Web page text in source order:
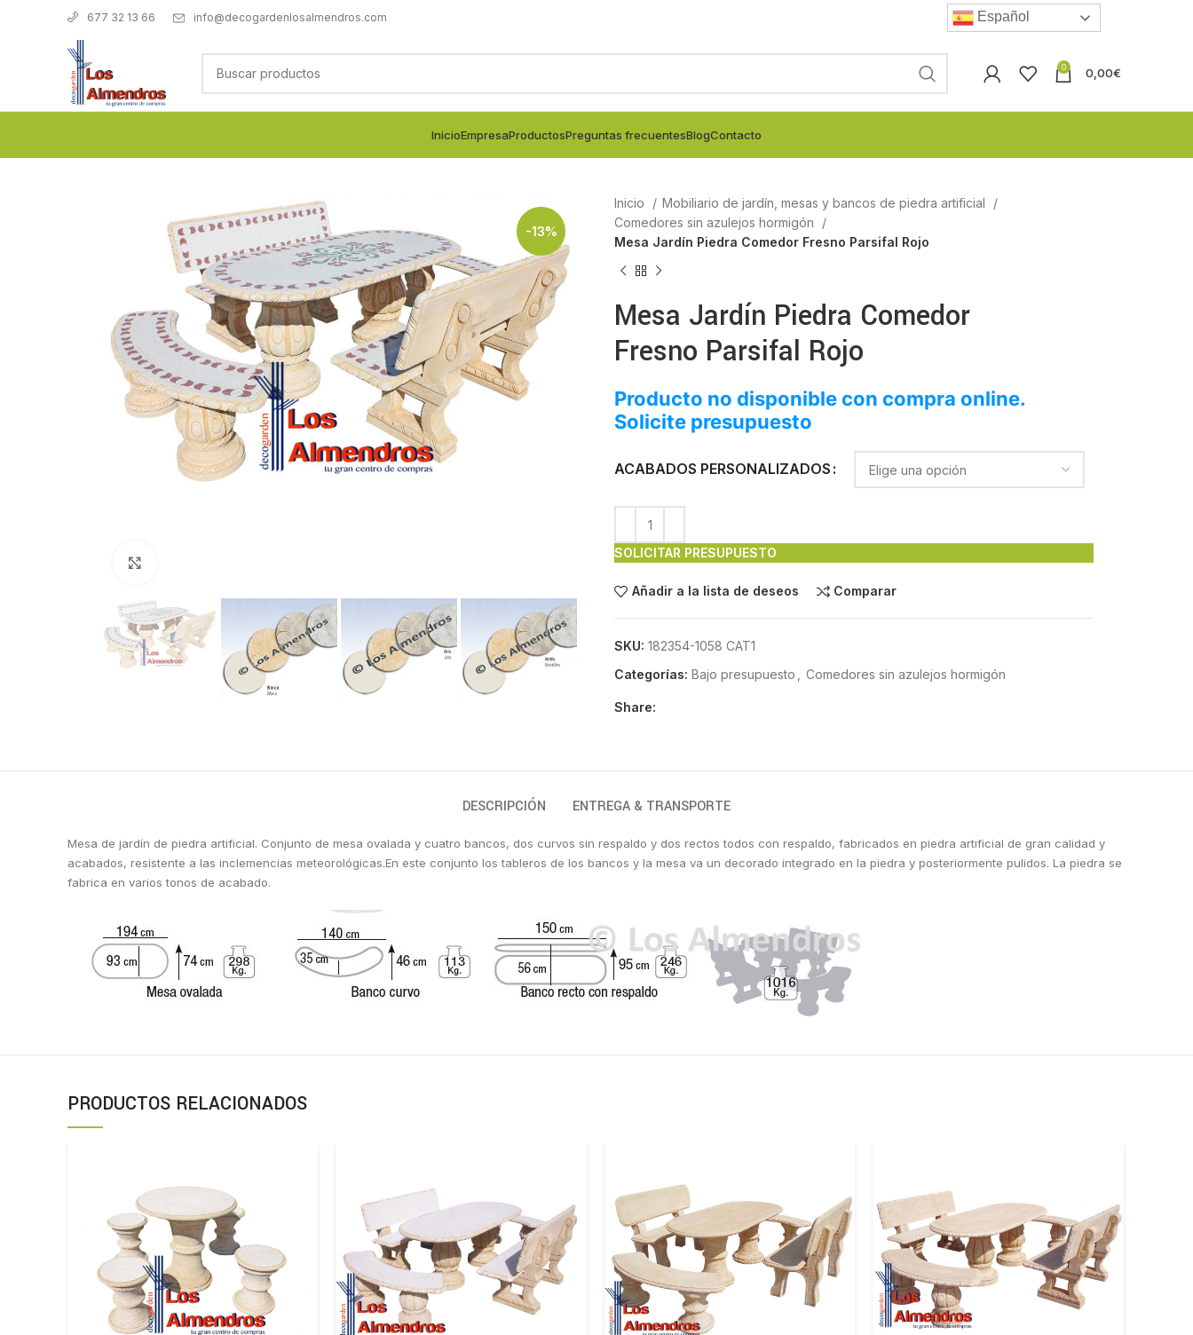
677 32 13 66 info@decogardenlosalmendros.com Español
0 0,00€
InicioEmpresaProductosPreguntas frecuentesBlogContacto
-13%
Inicio
Mobiliario de jardín, mesas y bancos de piedra artificial
Comedores sin azulejos hormigón
Mesa Jardín Piedra Comedor Fresno Parsifal Rojo
Mesa Jardín Piedra Comedor
Fresno Parsifal Rojo
Producto no disponible con compra online.
Solicite presupuesto
ACABADOS PERSONALIZADOS
SOLICITAR PRESUPUESTO
Añadir a la lista de deseos Comparar
SKU: 182354-1058 CAT1
Categorías: Bajo presupuesto Comedores sin azulejos hormigón
Share:
DESCRIPCIÓN ENTREGA & TRANSPORTE
Mesa de jardín de piedra artificial. Conjunto de mesa ovalada y cuatro bancos, dos curvos sin respaldo y dos rectos todos con respaldo, fabricados en piedra artificial de gran calidad y
acabados, resistente a las inclemencias meteorológicas.En este conjunto los tableros de los bancos y la mesa va un decorado integrado en la piedra y posteriormente pulidos. La piedra se
fabrica en varios tonos de acabado.
PRODUCTOS RELACIONADOS